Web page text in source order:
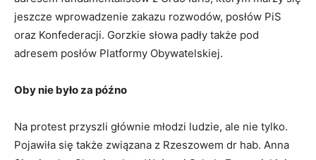
jeszcze wprowadzenie zakazu rozwodów, posłów PiS
oraz Konfederacji. Gorzkie słowa padły także pod
adresem posłów Platformy Obywatelskiej.
Oby nie było za późno
Na protest przyszli głównie młodzi ludzie, ale nie tylko.
Pojawiła się także związana z Rzeszowem dr hab. Anna